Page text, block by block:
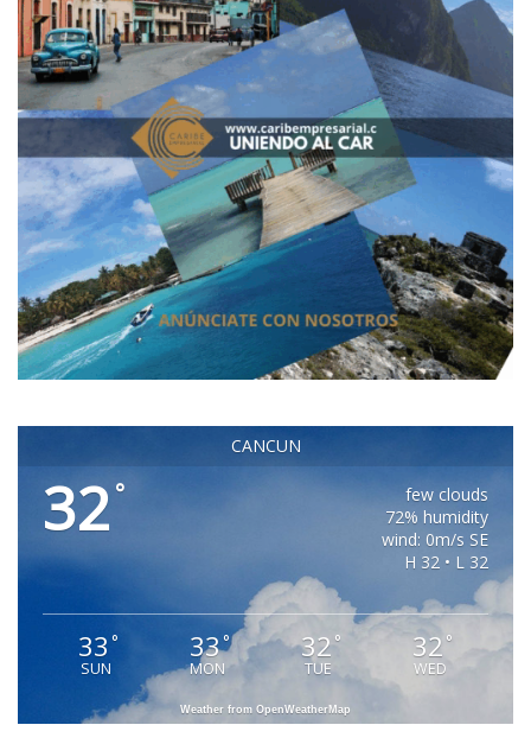
CANCUN
32 °
few clouds
72% humidity
wind: 0m/s SE
H 32 • L 32
33 °
SUN
33°
MON
32 °
TUE
32 °
WED
Weather from OpenWeatherMap